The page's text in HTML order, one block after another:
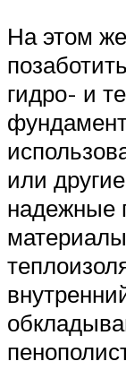
На этом
гидро- и
или
надежные